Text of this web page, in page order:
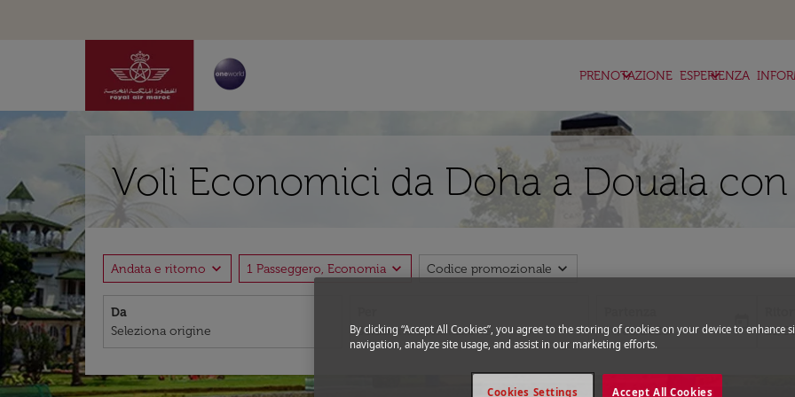
PRENOTAZIONE
keyboard_arrow_down ESPERIENZA
keyboard_arrow_down
Voli Economici da Doha a Douala
Andata e ritorno expand_more 1 Passeggero, Economia expand_more Codice promozionale expand_more
Da
fc-booking-departure-date-aria-
14/08/2026
today
fc-
21/
By clicking “Accept All Cookies”, you agree to the storing of cookies on your device to enhance
navigation, analyze site usage, and assist in our marketing efforts.
Accept All Cookies
Cookies Settings